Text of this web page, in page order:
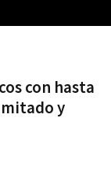
con hasta
y